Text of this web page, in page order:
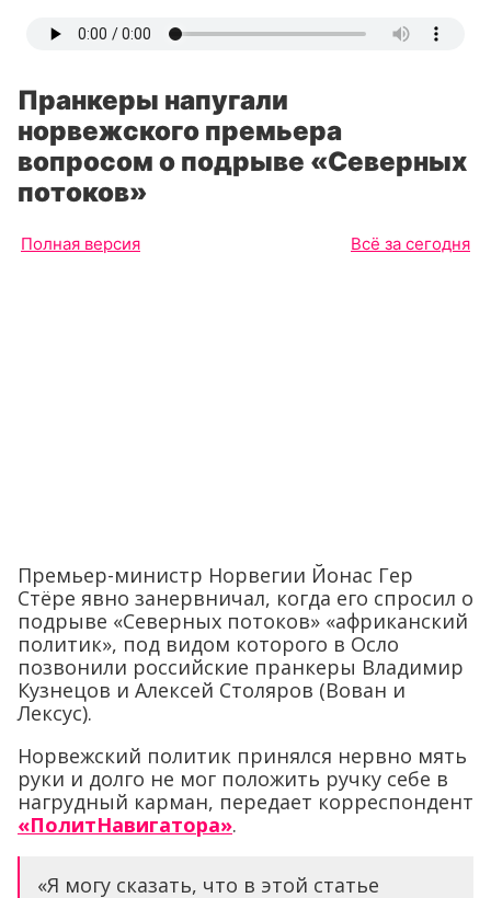
Пранкеры напугали
норвежского премьера
вопросом о подрыве «Северных
потоков»
Полная версия Всё за сегодня
Премьер-министр Норвегии Йонас Гер
Стёре явно занервничал, когда его спросил о
подрыве «Северных потоков» «африканский
политик», под видом которого в Осло
позвонили российские пранкеры Владимир
Кузнецов и Алексей Столяров (Вован и
Лексус).
Норвежский политик принялся нервно мять
руки и долго не мог положить ручку себе в
нагрудный карман, передает корреспондент
«ПолитНавигатора».
«Я могу сказать, что в этой статье